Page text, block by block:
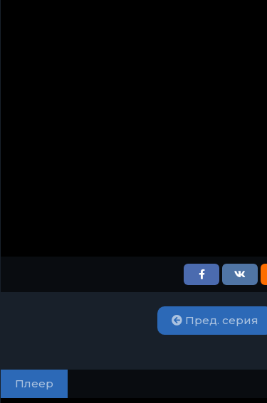
Пред. серия
Плеер